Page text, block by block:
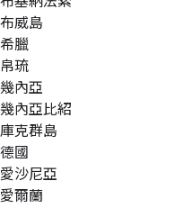
布威島
希臘
帛琉
幾內亞
幾內亞比紹
庫克群島
德國
愛沙尼亞
愛爾蘭